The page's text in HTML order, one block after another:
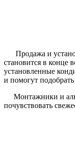
Продажа и
становится в конце
установленные
и помогут
Монтажники и
почувствовать